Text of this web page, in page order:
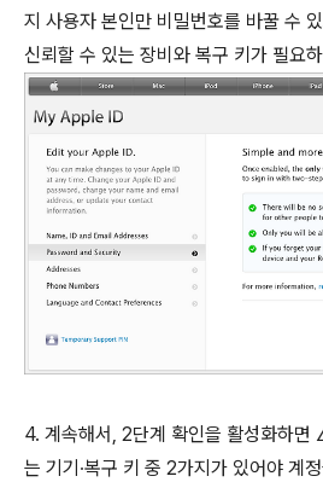
지 사용자 본인만 비밀번호를 바꿀 수
신뢰할 수 있는 장비와 복구 키가 필요
4. 계속해서, 2단계 확인을 활성화하면
는 기기∙복구 키 중 2가지가 있어야 계